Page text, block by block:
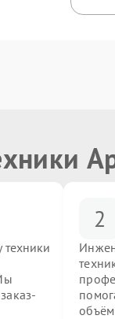
техники
2